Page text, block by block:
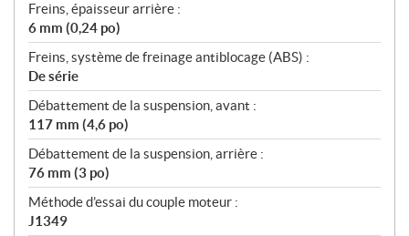
Freins, épaisseur arrière :
6 mm (0,24 po)
Freins, système de freinage antiblocage (ABS) :
De série
Débattement de la suspension, avant :
117 mm (4,6 po)
Débattement de la suspension, arrière :
76 mm (3 po)
Méthode d’essai du couple moteur :
J1349